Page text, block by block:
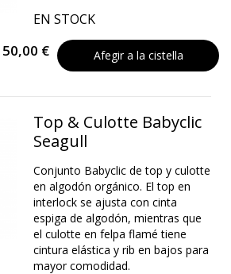
EN STOCK
50,00 € Afegir a la cistella
Top & Culotte Babyclic
Seagull
Conjunto Babyclic de top y culotte
en algodón orgánico. El top en
interlock se ajusta con cinta
espiga de algodón, mientras que
el culotte en felpa flamé tiene
cintura elástica y rib en bajos para
mayor comodidad.